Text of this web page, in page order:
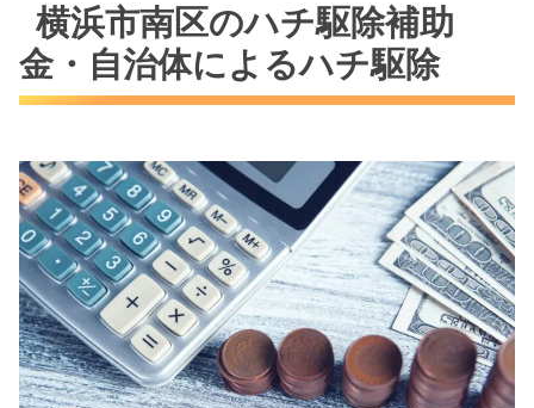
横浜市南区のハチ駆除補助
金・自治体によるハチ駆除